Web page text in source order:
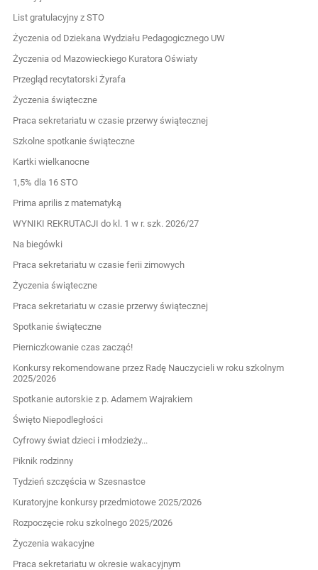
List gratulacyjny z STO
Życzenia od Dziekana Wydziału Pedagogicznego UW
Życzenia od Mazowieckiego Kuratora Oświaty
Przegląd recytatorski Żyrafa
Życzenia świąteczne
Praca sekretariatu w czasie przerwy świątecznej
Szkolne spotkanie świąteczne
Kartki wielkanocne
1,5% dla 16 STO
Prima aprilis z matematyką
WYNIKI REKRUTACJI do kl. 1 w r. szk. 2026/27
Na biegówki
Praca sekretariatu w czasie ferii zimowych
Życzenia świąteczne
Praca sekretariatu w czasie przerwy świątecznej
Spotkanie świąteczne
Pierniczkowanie czas zacząć!
Konkursy rekomendowane przez Radę Nauczycieli w roku szkolnym
2025/2026
Spotkanie autorskie z p. Adamem Wajrakiem
Święto Niepodległości
Cyfrowy świat dzieci i młodzieży...
Piknik rodzinny
Tydzień szczęścia w Szesnastce
Kuratoryjne konkursy przedmiotowe 2025/2026
Rozpoczęcie roku szkolnego 2025/2026
Życzenia wakacyjne
Praca sekretariatu w okresie wakacyjnym